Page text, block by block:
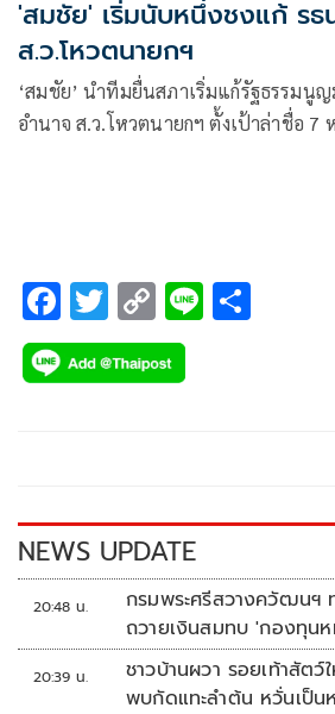
'สมชัย' เริ่มนับหนึ่งชงแก้ รธ
ส.ว.โหวตนายกฯ
‘สมชัย’ นำทีมยื่นสภาเริ่มแก้รัฐธรรมนูญมาตร
อำนาจ ส.ว.โหวตนายกฯ ตั้งเป้าล่าชื่อ 7
F
ac
e
k
T
wi
tt
C
o
p
k
Li
NEWS UPDATE
20:48 น.
กรมพระศรีสวางควัฒนฯ
ถวายเงินสมทบ 'กองทุน
20:39 น.
ชาวบ้านผวา รอยเท้าสัต
พบกัดแทะลำต้น หวั่นเป็น